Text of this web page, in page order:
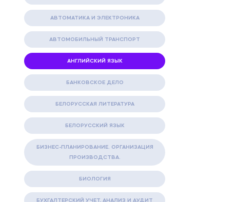
АВТОМАТИКА И ЭЛЕКТРОНИКА
АВТОМОБИЛЬНЫЙ ТРАНСПОРТ
АНГЛИЙСКИЙ ЯЗЫК
БАНКОВСКОЕ ДЕЛО
БЕЛОРУССКАЯ ЛИТЕРАТУРА
БЕЛОРУССКИЙ ЯЗЫК
БИЗНЕС-ПЛАНИРОВАНИЕ. ОРГАНИЗАЦИЯ
ПРОИЗВОДСТВА.
БИОЛОГИЯ
БУХГАЛТЕРСКИЙ УЧЕТ, АНАЛИЗ И АУДИТ